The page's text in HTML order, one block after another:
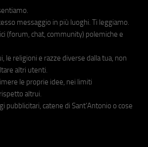
messaggio in più luoghi. Ti leggiamo.
(forum, chat, community) polemiche e
le religioni e razze diverse dalla tua, non
altri utenti.
le proprie idee, nei limiti
altrui.
pubblicitari, catene di Sant'Antonio o cose